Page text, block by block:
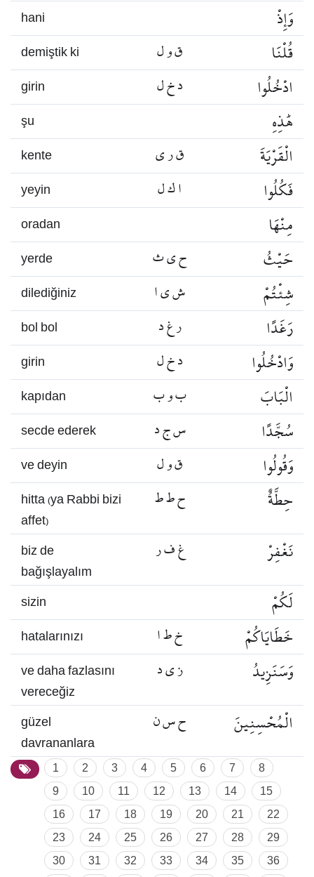
hani وَإِذْ
demiştik ki ق و ل قُلْنَا
girin د خ ل ادْخُلُوا
şu هَٰذِهِ
kente ق ر ي الْقَرْيَةَ
yeyin ا ك ل فَكُلُوا
oradan مِنْهَا
yerde ح ي ث حَيْثُ
dilediğiniz ش ي ا شِئْتُمْ
bol bol ر غ د رَغَدًا
girin د خ ل وَادْخُلُوا
kapıdan ب و ب الْبَابَ
secde ederek س ج د سُجَّدًا
ve deyin ق و ل وَقُولُوا
hitta (ya Rabbi bizi
affet)
ح ط ط حِطَّةٌ
biz de
bağışlayalım
غ ف ر نَغْفِرْ
sizin لَكُمْ
hatalarınızı خ ط ا خَطَايَاكُمْ
ve daha fazlasını
vereceğiz
ز ي د وَسَنَزِيدُ
güzel
davrananlara
ح س ن الْمُحْسِنِينَ
1 2 3 4 5 6 7
8
9
10 11 12 13 14
15
16
17 18 19 20 21
22
23
24 25 26 27 28
29
30
31 32 33 34 35
36